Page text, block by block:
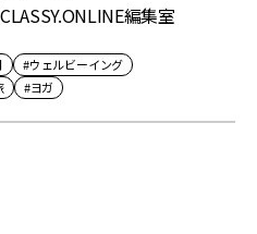
編集室
#ウェルビーイング
#ヨガ